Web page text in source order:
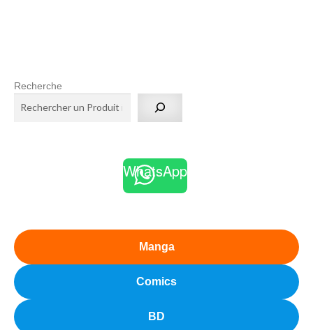
Recherche
WhatsApp
Manga
Comics
BD